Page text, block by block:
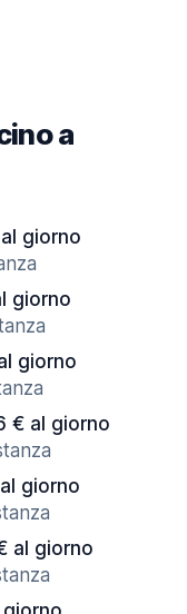
a
giorno
giorno
giorno
€ al giorno
giorno
al giorno